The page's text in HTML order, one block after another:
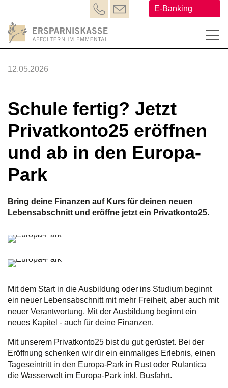
E-Banking
12.05.2026
Schule fertig? Jetzt
Privatkonto25 eröffnen
und ab in den Europa-
Park
Bring deine Finanzen auf Kurs für deinen neuen
Lebensabschnitt und eröffne jetzt ein Privatkonto25.
Mit dem Start in die Ausbildung oder ins Studium beginnt
ein neuer Lebensabschnitt mit mehr Freiheit, aber auch mit
neuer Verantwortung. Mit der Ausbildung beginnt ein
neues Kapitel - auch für deine Finanzen.
Mit unserem Privatkonto25 bist du gut gerüstet. Bei der
Eröffnung schenken wir dir ein einmaliges Erlebnis, einen
Tageseintritt in den Europa-Park in Rust oder Rulantica
die Wasserwelt im Europa-Park inkl. Busfahrt.